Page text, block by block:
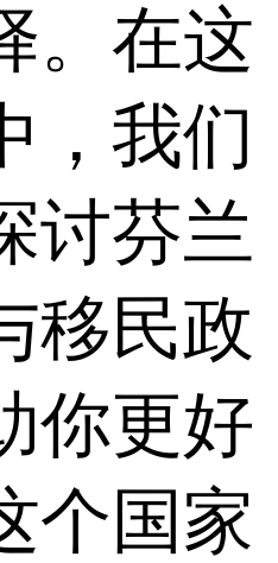
。在这
，我们
讨芬兰
移民政
你更好
个国家